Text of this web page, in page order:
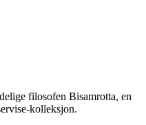
filosofen Bisamrotta, en
kolleksjon.